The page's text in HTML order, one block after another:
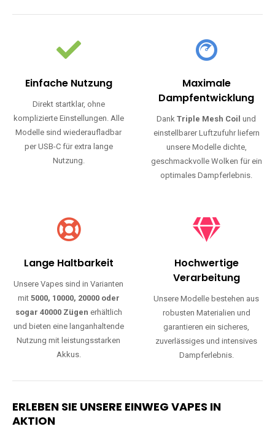
Einfache Nutzung
Direkt startklar, ohne
komplizierte Einstellungen. Alle
Modelle sind wiederaufladbar
per USB-C für extra lange
Nutzung.
Maximale
Dampfentwicklung
DankTriple Mesh Coil und
einstellbarer Luftzufuhr liefern
unsere Modelle dichte,
geschmackvolle Wolken für ein
optimales Dampferlebnis.
Lange Haltbarkeit
Unsere Vapes sind in Varianten
mit 5000, 10000, 20000 oder
sogar 40000 Zügen erhältlich
und bieten eine langanhaltende
Nutzung mit leistungsstarken
Akkus.
Hochwertige
Verarbeitung
Unsere Modelle bestehen aus
robusten Materialien und
garantieren ein sicheres,
zuverlässiges und intensives
Dampferlebnis.
ERLEBEN SIE UNSERE EINWEG VAPES IN
AKTION